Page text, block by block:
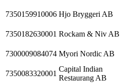
7350159910006 Hjo Bryggeri AB
7350182630001 Rockam & Niv AB
7300009084074 Myori Nordic AB
7350083320001
Capital Indian
Restaurang AB